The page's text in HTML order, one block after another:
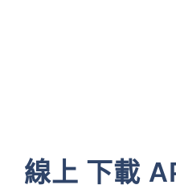
線上 下載